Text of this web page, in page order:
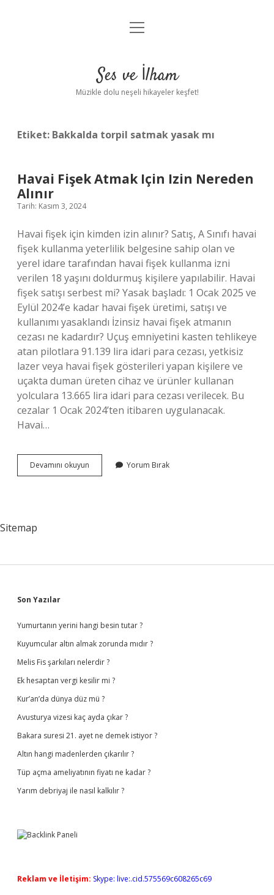
Anasayfa
Yasal Uyarı
menüyü
Ses ve İlham
Müzikle dolu neşeli hikayeler keşfet!
Etiket: Bakkalda torpil satmak yasak mı
Havai Fişek Atmak Için Izin Nereden
Alınır
Tarih: Kasım 3, 2024
Havai fişek için kimden izin alınır? Satış, A Sınıfı havai
fişek kullanma yeterlilik belgesine sahip olan ve
yerel idare tarafından havai fişek kullanma izni
verilen 18 yaşını doldurmuş kişilere yapılabilir. Havai
fişek satışı serbest mi? Yasak başladı: 1 Ocak 2025 ve
Eylül 2024’e kadar havai fişek üretimi, satışı ve
kullanımı yasaklandı İzinsiz havai fişek atmanın
cezası ne kadardır? Uçuş emniyetini kasten tehlikeye
atan pilotlara 91.139 lira idari para cezası, yetkisiz
lazer veya havai fişek gösterileri yapan kişilere ve
uçakta duman üreten cihaz ve ürünler kullanan
yolculara 13.665 lira idari para cezası verilecek. Bu
cezalar 1 Ocak 2024’ten itibaren uygulanacak.
Havai…
Devamını okuyun
Fişek
Yorum Bırak
Sitemap
Sidebar
Son Yazılar
Yumurtanın yerini hangi besin tutar ?
Kuyumcular altın almak zorunda mıdır ?
Melis Fis şarkıları nelerdir ?
Ek hesaptan vergi kesilir mi ?
Kur’an’da dünya düz mü ?
Avusturya vizesi kaç ayda çıkar ?
Bakara suresi 21. ayet ne demek istiyor ?
Altın hangi madenlerden çıkarılır ?
Tüp açma ameliyatının fiyatı ne kadar ?
Yarım debriyaj ile nasıl kalkılır ?
Reklam ve İletişim: Skype: live:.cid.575569c608265c69